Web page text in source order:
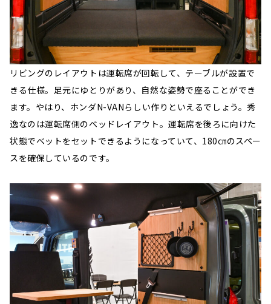
リビングのレイアウトは運転席が回転して、テーブルが設置で
きる仕様。足元にゆとりがあり、自然な姿勢で座ることができ
ます。やはり、ホンダN-VANらしい作りといえるでしょう。秀
逸なのは運転席側のベッドレイアウト。運転席を後ろに向けた
状態でベットをセットできるようになっていて、180㎝のスペー
スを確保しているのです。